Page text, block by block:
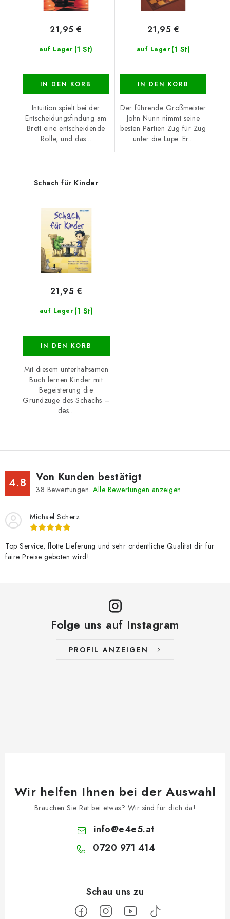
auf Lager (1 St)
21,95 €
IN DEN KORB
Intuition spielt bei der
Entscheidungsfindung am
Brett eine entscheidende
Rolle, und das...
auf Lager (1 St)
21,95 €
IN DEN KORB
Der führende Großmeister
John Nunn nimmt seine
besten Partien Zug für Zug
unter die Lupe. Er...
Schach für Kinder
auf Lager (1 St)
21,95 €
IN DEN KORB
Mit diesem unterhaltsamen
Buch lernen Kinder mit
Begeisterung die
Grundzüge des Schachs –
des...
4.8 Von Kunden bestätigt
38 Bewertungen. Alle Bewertungen anzeigen
Michael Scherz
Top Service, flotte Lieferung und sehr ordentliche Qualität dir für
faire Preise geboten wird!
Folge uns auf Instagram
PROFIL ANZEIGEN
Wir helfen Ihnen bei der Auswahl
Brauchen Sie Rat bei etwas? Wir sind für dich da!
info@e4e5.at
0720 971 414